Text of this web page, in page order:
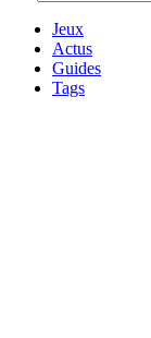
Jeux
Actus
Guides
Tags